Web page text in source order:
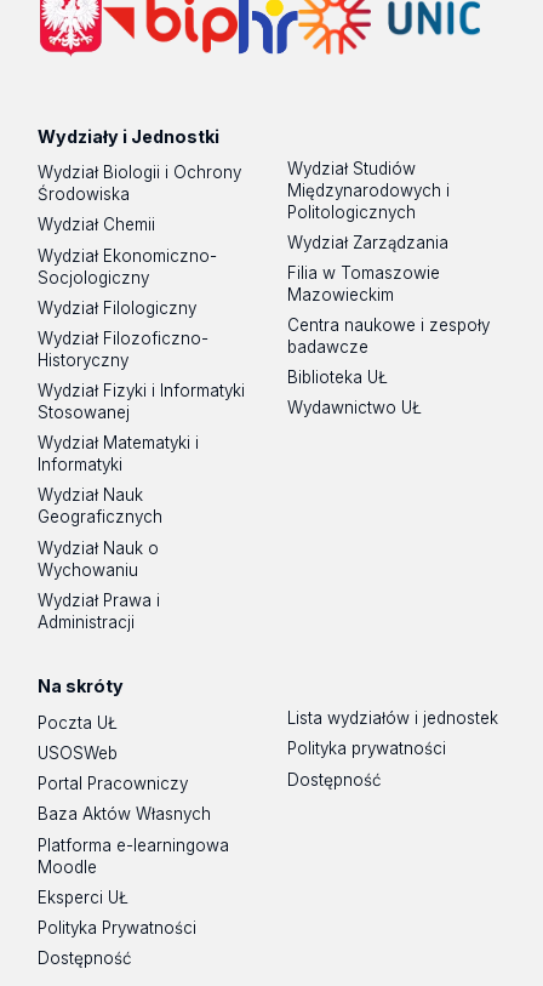
Wydziały i Jednostki
Wydział Biologii i Ochrony
Środowiska
Wydział Chemii
Wydział Ekonomiczno-
Socjologiczny
Wydział Filologiczny
Wydział Filozoficzno-
Historyczny
Wydział Fizyki i Informatyki
Stosowanej
Wydział Matematyki i
Informatyki
Wydział Nauk
Geograficznych
Wydział Nauk o
Wychowaniu
Wydział Prawa i
Administracji
Wydział Studiów
Międzynarodowych i
Politologicznych
Wydział Zarządzania
Filia w Tomaszowie
Mazowieckim
Centra naukowe i zespoły
badawcze
Biblioteka UŁ
Wydawnictwo UŁ
Na skróty
Poczta UŁ
USOSWeb
Portal Pracowniczy
Baza Aktów Własnych
Platforma e-learningowa
Moodle
Eksperci UŁ
Polityka Prywatności
Dostępność
Lista wydziałów i jednostek
Polityka prywatności
Dostępność